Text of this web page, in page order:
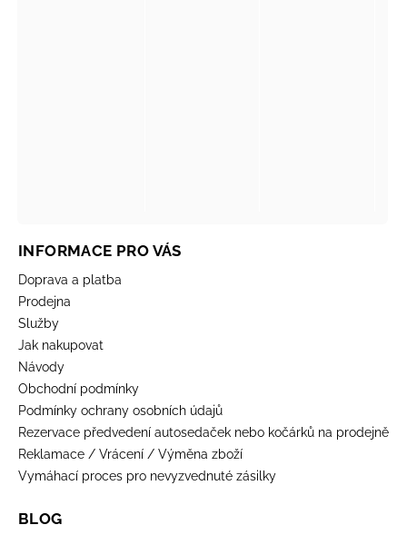
INFORMACE PRO VÁS
Doprava a platba
Prodejna
Služby
Jak nakupovat
Návody
Obchodní podmínky
Podmínky ochrany osobních údajů
Rezervace předvedení autosedaček nebo kočárků na prodejně
Reklamace / Vrácení / Výměna zboží
Vymáhací proces pro nevyzvednuté zásilky
BLOG